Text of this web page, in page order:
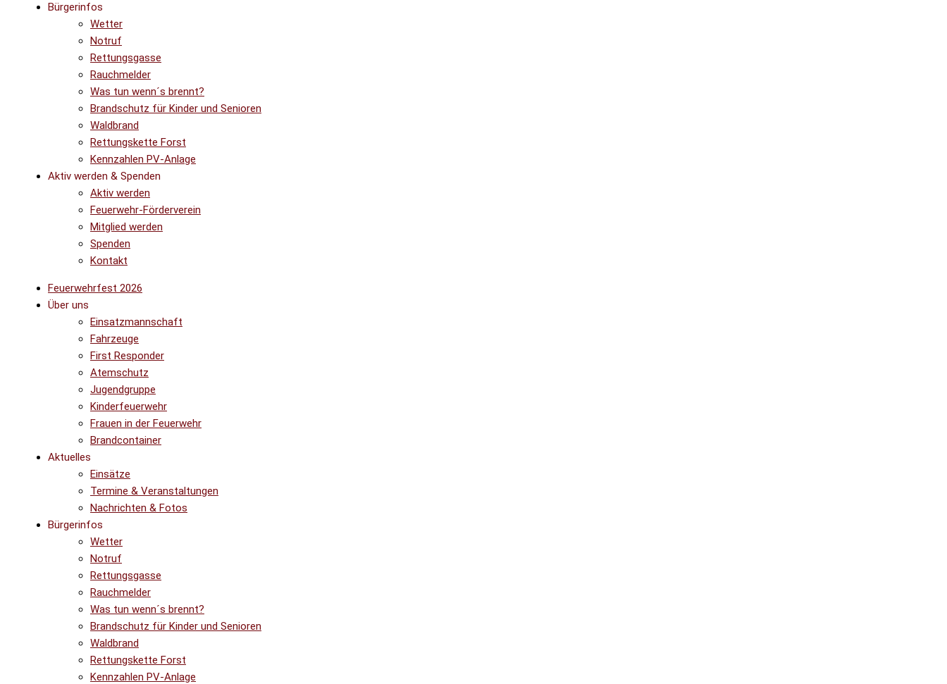
Bürgerinfos
Wetter
Notruf
Rettungsgasse
Rauchmelder
Was tun wenn´s brennt?
Brandschutz für Kinder und Senioren
Waldbrand
Rettungskette Forst
Kennzahlen PV-Anlage
Aktiv werden & Spenden
Aktiv werden
Feuerwehr-Förderverein
Mitglied werden
Spenden
Kontakt
Feuerwehrfest 2026
Über uns
Einsatzmannschaft
Fahrzeuge
First Responder
Atemschutz
Jugendgruppe
Kinderfeuerwehr
Frauen in der Feuerwehr
Brandcontainer
Aktuelles
Einsätze
Termine & Veranstaltungen
Nachrichten & Fotos
Bürgerinfos
Wetter
Notruf
Rettungsgasse
Rauchmelder
Was tun wenn´s brennt?
Brandschutz für Kinder und Senioren
Waldbrand
Rettungskette Forst
Kennzahlen PV-Anlage